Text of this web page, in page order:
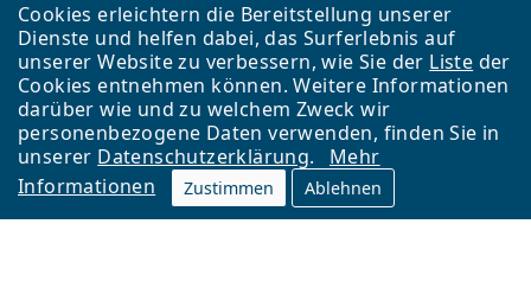
Cookies erleichtern die Bereitstellung unserer
Dienste und helfen dabei, das Surferlebnis auf
unserer Website zu verbessern, wie Sie der Liste der
Cookies entnehmen können. Weitere Informationen
darüber wie und zu welchem Zweck wir
personenbezogene Daten verwenden, finden Sie in
unserer Datenschutzerklärung.
Mehr
Informationen
Zustimmen Ablehnen
Zurück zur Hauptseite
Nach oben
Lentiamo s.r.o., Tschechien ist Eigentümer und Betreiber des Online-
Shops Lentiamo.de
Seit 18 Jahren sind wir für Sie da.